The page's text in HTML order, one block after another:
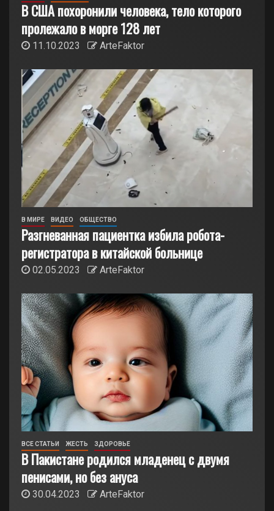
В США похоронили человека, тело которого
пролежало в морге 128 лет
11.10.2023 ArteFaktor
В МИРЕ ВИДЕО ОБЩЕСТВО
Разгневанная пациентка избила робота-
регистратора в китайской больнице
02.05.2023 ArteFaktor
ВСЕ СТАТЬИ ЖЕСТЬ ЗДОРОВЬЕ
В Пакистане родился младенец с двумя
пенисами, но без ануса
30.04.2023 ArteFaktor